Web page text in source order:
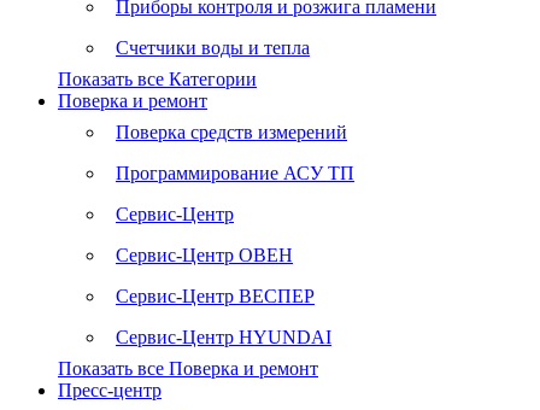
Приборы контроля и розжига пламени
Счетчики воды и тепла
Показать все Категории
Поверка и ремонт
Поверка средств измерений
Программирование АСУ ТП
Сервис-Центр
Сервис-Центр ОВЕН
Сервис-Центр ВЕСПЕР
Сервис-Центр HYUNDAI
Показать все Поверка и ремонт
Пресс-центр